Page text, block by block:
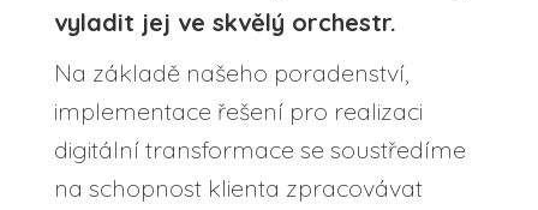
vyladit jej ve skvělý orchestr.
Na základě našeho poradenství,
implementace řešení pro realizaci
digitální transformace se soustředíme
na schopnost klienta zpracovávat